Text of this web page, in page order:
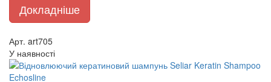
Докладніше
Арт. art705
У наявності